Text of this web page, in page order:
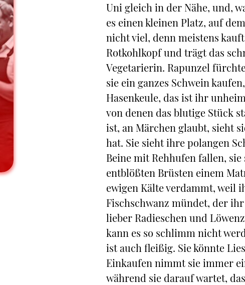
Uni gleich in der Nähe, und,
es einen kleinen Platz, auf
nicht viel, denn meistens
Rotkohlkopf und trägt das
Vegetarierin. Rapunzel
sie ein ganzes Schwein
Hasenkeule, das ist ihr
von denen das blutige Stück
ist, an Märchen glaubt, sieht
hat. Sie sieht ihre polangen
Beine mit Rehhufen fallen,
entblößten Brüsten einem
ewigen Kälte verdammt, weil
Fischschwanz mündet, der
lieber Radieschen und
kann es so schlimm nicht
ist auch fleißig. Sie könnte
Einkaufen nimmt sie immer
während sie darauf wartet,